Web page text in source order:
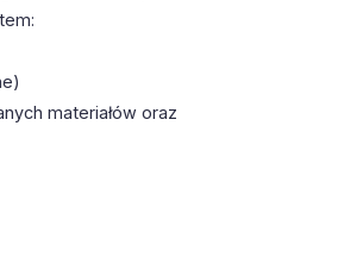
materiałów oraz